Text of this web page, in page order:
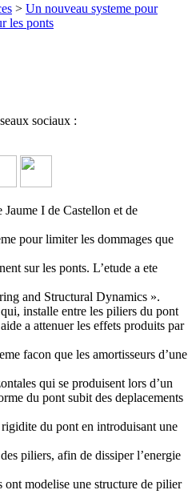
> Un nouveau systeme pour
les ponts
sociaux :
I de Castellon et de
pour limiter les dommages que
sur les ponts. L’etude a ete
and Structural Dynamics ».
installe entre les piliers du pont
a attenuer les effets produits par
facon que les amortisseurs d’une
qui se produisent lors d’un
du pont subit des deplacements
du pont en introduisant une
piliers, afin de dissiper l’energie
ont modelise une structure de pilier